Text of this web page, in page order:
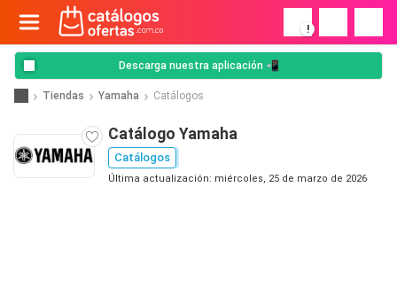
!
Descarga nuestra aplicación 📲
Tiendas Yamaha Catálogos
Catálogo Yamaha
Catálogos
Última actualización: miércoles, 25 de marzo de 2026